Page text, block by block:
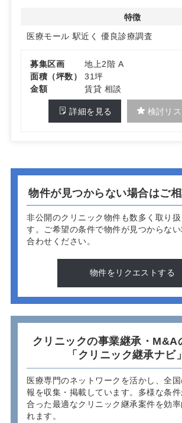
特徴
医療モール 駅近く 優良診療調査
募集区画
地上2階 A
面積（坪数）
31坪
金額
賃貸 相談
詳細を見る 検討リ
物件が見つからない場合はご
非公開のクリニック物件も数多く取り扱
す。 ご希望の条件で物件が見つからな
合わせください。
物件をリクエストする
クリニックの事業継承・M&A
「クリニック継承ナビ
医療専門のネットワークを活かし、全
報を収集・掲載しています。多様な条
合った最適なクリニック継承案件を効
れます。